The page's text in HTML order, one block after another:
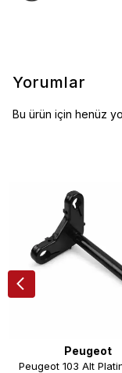
Yorumlar
Bu ürün için henüz
Peugeot
Peugeot 103 Alt